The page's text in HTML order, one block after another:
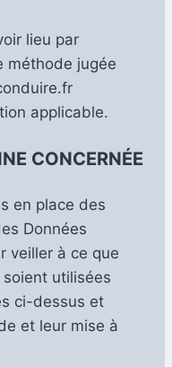
lieu par
méthode jugée
applicable.
CONCERNÉE
en place des
Données
veiller à ce que
utilisées
ci-dessus et
et leur mise à